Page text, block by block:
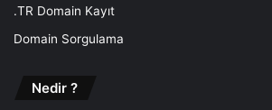
.TR Domain Kayıt
Domain Sorgulama
Nedir ?